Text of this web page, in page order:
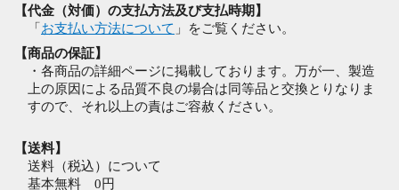
【代金（対価）の支払方法及び支払時期】
「 お支払い方法について 」をご覧ください。
【商品の保証】
・各商品の詳細ページに掲載しております。万が一、製造
上の原因による品質不良の場合は同等品と交換とりなりま
すので、それ以上の責はご容赦ください。
【送料】
送料（税込）について
基本無料 0円